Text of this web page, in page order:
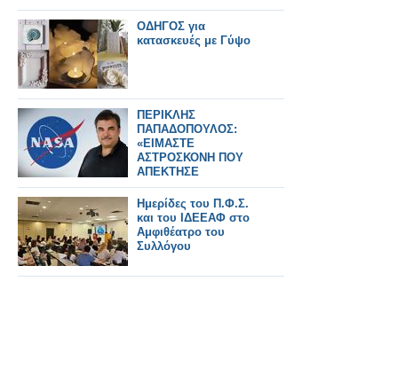
ΟΔΗΓΟΣ για
κατασκευές με Γύψο
ΠΕΡΙΚΛΗΣ
ΠΑΠΑΔΟΠΟΥΛΟΣ:
«ΕΙΜΑΣΤΕ
ΑΣΤΡΟΣΚΟΝΗ ΠΟΥ
ΑΠΕΚΤΗΣΕ
ΣΥΝΕΙΔΗΣΗ» – Ο
ΗΓΕΤΗΣ ΤΗΣ NASA
ΠΙΣΩ ΑΠΟ ΤΟ Artemis
II
Ημερίδες του Π.Φ.Σ.
και του ΙΔΕΕΑΦ στο
Αμφιθέατρο του
Συλλόγου